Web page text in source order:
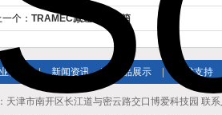
个： TRAMEC减速机齿轮箱
简介 | 新闻资讯 | 产品展示 | 技术支持
天津市南开区长江道与密云路交口博爱科技园 联